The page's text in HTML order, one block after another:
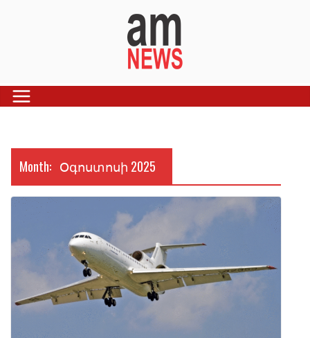
Month: Օգոստոսի 2025